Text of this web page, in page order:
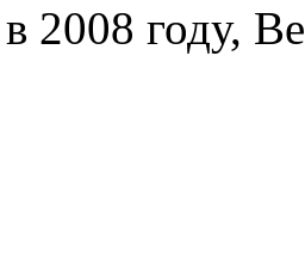
2008 году,